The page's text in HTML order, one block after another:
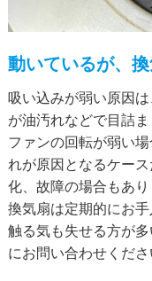
動いているが、
吸い込みが弱い原因
が油汚れなどで目詰
ファンの回転が弱い
れが原因となるケー
化、故障の場合もあり
換気扇は定期的にお
触る気も失せる方が
にお問い合わせくださ